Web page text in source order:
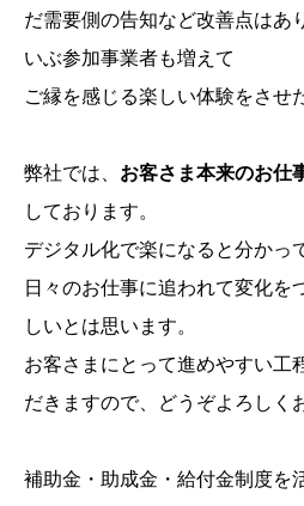
だ需要側の告知など改善点はあ
いぶ参加事業者も増えて
ご縁を感じる楽しい体験をさせ
弊社では、 お客さま本来のお仕
しております。
デジタル化で楽になると分かっ
日々のお仕事に追われて変化を
しいとは思います。
お客さまにとって進めやすい工
だきますので、どうぞよろしく
補助金・助成金・給付金制度を